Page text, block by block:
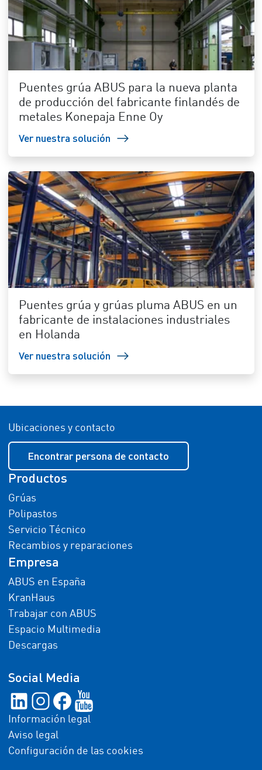
Puentes grúa ABUS para la nueva planta
de producción del fabricante finlandés de
metales Konepaja Enne Oy
Ver nuestra solución
Puentes grúa y grúas pluma ABUS en un
fabricante de instalaciones industriales
en Holanda
Ver nuestra solución
Ubicaciones y contacto
Encontrar persona de contacto
Productos
Grúas
Polipastos
Servicio Técnico
Recambios y reparaciones
Empresa
ABUS en España
KranHaus
Trabajar con ABUS
Espacio Multimedia
Descargas
Social Media
Información legal
Aviso legal
Configuración de las cookies